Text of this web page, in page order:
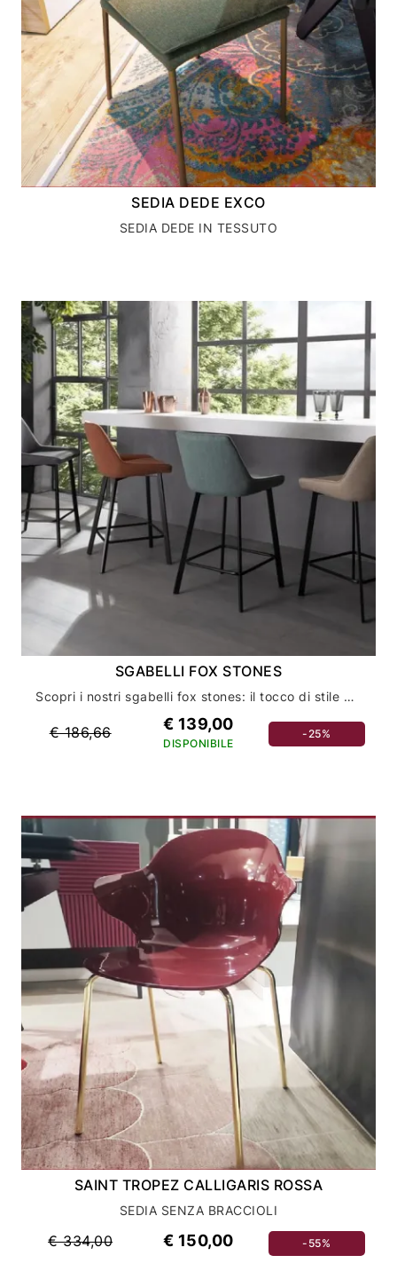
SEDIA DEDE EXCO
SEDIA DEDE IN TESSUTO
SGABELLI FOX STONES
Scopri i nostri sgabelli fox stones: il tocco di stile per l'arredamento della tua casa
€ 186,66 € 139,00
DISPONIBILE
-25%
SAINT TROPEZ CALLIGARIS ROSSA
SEDIA SENZA BRACCIOLI
€ 334,00 € 150,00 -55%